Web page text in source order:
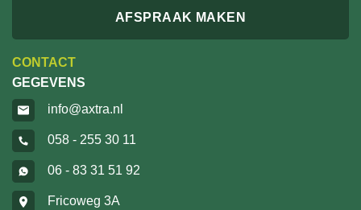
AFSPRAAK MAKEN
CONTACT
GEGEVENS
info@axtra.nl
058 - 255 30 11
06 - 83 31 51 92
Fricoweg 3A